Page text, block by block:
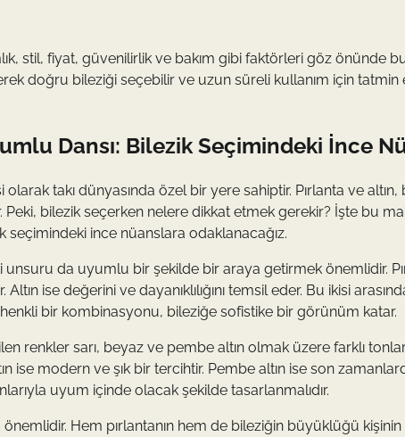
stil, fiyat, güvenilirlik ve bakım gibi faktörleri göz önünde
doğru bileziği seçebilir ve uzun süreli kullanım için tatmin
Dansı: Bilezik Seçimindeki İnce
takı dünyasında özel bir yere sahiptir. Pırlanta ve altın,
Peki, bilezik seçerken nelere dikkat etmek gerekir? İşte bu
seçimindeki ince nüanslara odaklanacağız.
da uyumlu bir şekilde bir araya getirmek önemlidir.
Altın ise değerini ve dayanıklılığını temsil eder. Bu ikisi
ahenkli bir kombinasyonu, bileziğe sofistike bir görünüm katar.
renkler sarı, beyaz ve pembe altın olmak üzere farklı
ise modern ve şık bir tercihtir. Pembe altın ise son
uyum içinde olacak şekilde tasarlanmalıdır.
Hem pırlantanın hem de bileziğin büyüklüğü